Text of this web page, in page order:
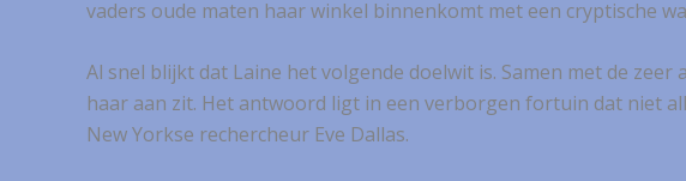
vaders oude maten haar winkel binnenkomt met een cryptische
Al snel blijkt dat Laine het volgende doelwit is. Samen met de
haar aan zit. Het antwoord ligt in een verborgen fortuin dat niet
New Yorkse rechercheur Eve Dallas.